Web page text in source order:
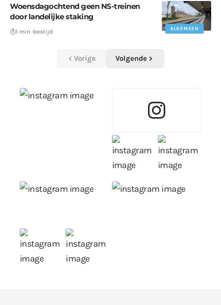
ALGEMEEN
Woensdagochtend geen NS-treinen
door landelijke staking
1 min. leestijd
Vorige Volgende